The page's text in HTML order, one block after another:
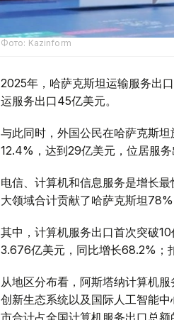
Фото: Kazinform
2025年，哈萨克斯坦运输服务出
运服务出口45亿美元。
与此同时，外国公民在哈萨克斯
12.4%，达到29亿美元，位居服务
电信、计算机和信息服务是增长
大领域合计贡献了哈萨克斯坦78%
其中，计算机服务出口首次突破
3.676亿美元，同比增长68.2%；
从地区分布看，阿斯塔纳计算机
创新生态系统以及国际人工智能
市合计占全国计算机服务出口总额